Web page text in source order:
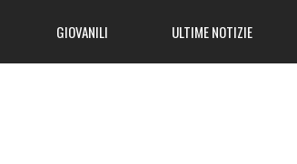
GIOVANILI ULTIME NOTIZIE